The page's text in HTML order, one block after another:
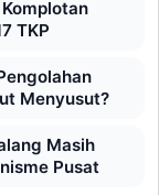
TKP
Menyusut?
Masih
Pusat